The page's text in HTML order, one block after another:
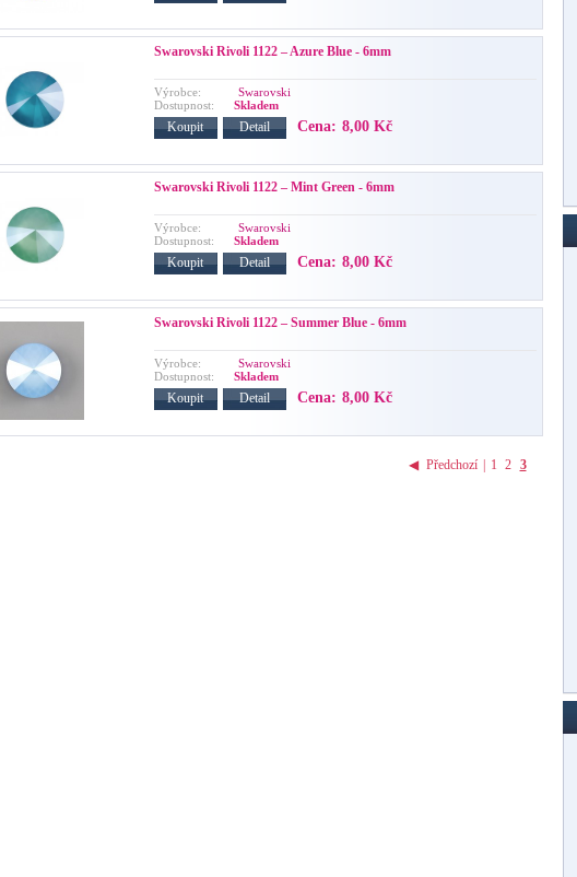
Swarovski Rivoli 1122 – Azure Blue - 6mm
Výrobce:
Swarovski
Dostupnost:
Skladem
Koupit Detail Cena: 8,00 Kč
Swarovski Rivoli 1122 – Mint Green - 6mm
Výrobce:
Swarovski
Dostupnost:
Skladem
Koupit Detail Cena: 8,00 Kč
Swarovski Rivoli 1122 – Summer Blue - 6mm
Výrobce:
Swarovski
Dostupnost:
Skladem
Koupit Detail Cena: 8,00 Kč
◀ Předchozí | 1 2 3